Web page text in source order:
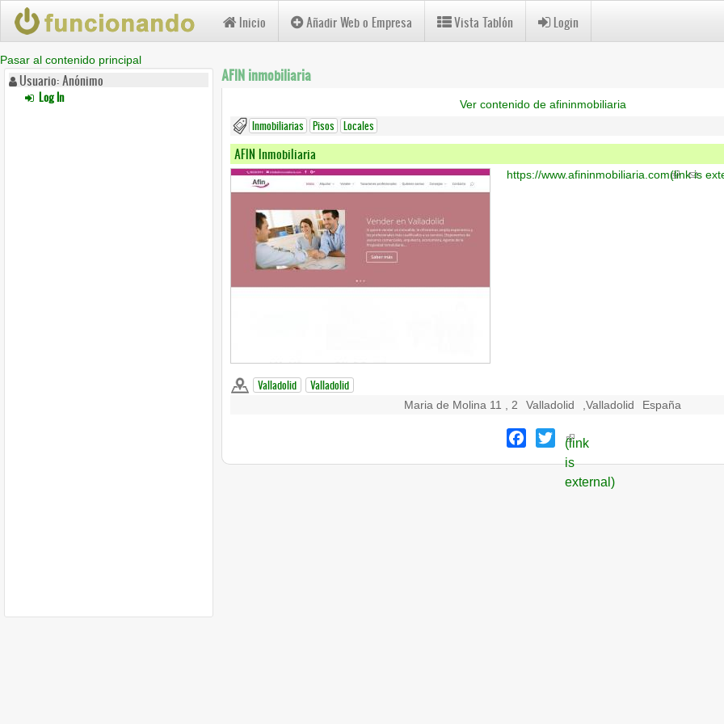
Pasar al contenido principal
Inicio Añadir Web o Empresa Vista Tablón Login
Usuario: Anónimo
Log In
AFIN inmobiliaria
Ver contenido de afininmobiliaria
Inmobiliarias Pisos Locales
AFIN Inmobiliaria
https://www.afininmobiliaria.com(link is
Valladolid Valladolid
Maria de Molina 11 , 2 Valladolid ,Valladolid España
Facebook
Twitter
(link
is
external)